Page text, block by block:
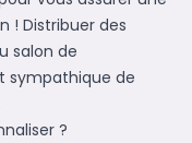
! Distribuer des
salon de
sympathique de
?